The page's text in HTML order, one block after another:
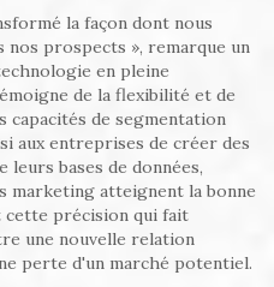
la façon dont nous
nos prospects », remarque un
en pleine
de la flexibilité et de
capacités de segmentation
aux entreprises de créer des
bases de données,
marketing atteignent la bonne
cette précision qui fait
une nouvelle relation
perte d'un marché potentiel.